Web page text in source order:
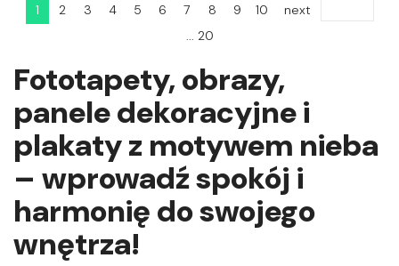
1 2 3 4 5 6 7 8 9 10
next
... 20
Fototapety, obrazy,
panele dekoracyjne i
plakaty z motywem nieba
– wprowadź spokój i
harmonię do swojego
wnętrza!